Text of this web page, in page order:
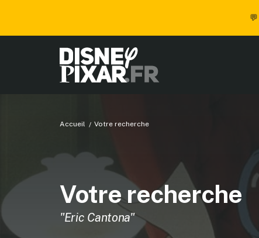
💬
Accueil Votre recherche
Votre recherche
"Eric Cantona"